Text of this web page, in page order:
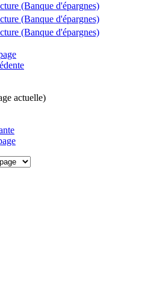
(Banque d'épargnes)
(Banque d'épargnes)
(Banque d'épargnes)
actuelle)